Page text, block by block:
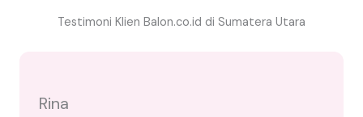
Testimoni Klien Balon.co.id di Sumatera Utara
Rina